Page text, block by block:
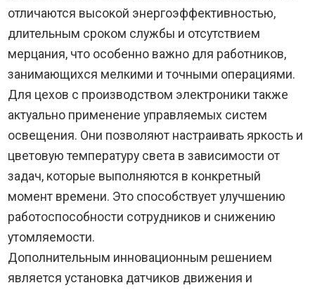
отличаются высокой энергоэффективностью,
длительным сроком службы и отсутствием
мерцания, что особенно важно для работников,
занимающихся мелкими и точными операциями.
Для цехов с производством электроники также
актуально применение управляемых систем
освещения. Они позволяют настраивать яркость и
цветовую температуру света в зависимости от
задач, которые выполняются в конкретный
момент времени. Это способствует улучшению
работоспособности сотрудников и снижению
утомляемости.
Дополнительным инновационным решением
является установка датчиков движения и